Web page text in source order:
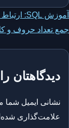
راهبری
نوشته
آموزش SQL: ارتباط بین جداول و کلید خارجی (Foreign Key)
جمع تعداد حروف و
دیدگاهتان
نشانی ایمیل شما
علامت‌گذاری